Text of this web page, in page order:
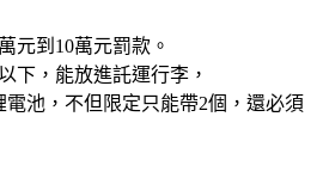
元到10萬元罰款。
下，能放進託運行李，
電池，不但限定只能帶2個，還必須